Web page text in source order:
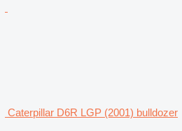
Caterpillar D6R LGP (2001) bulldozer